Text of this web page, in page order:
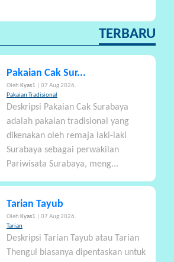
TERBARU
Pakaian Cak Sur...
Oleh Kyas1
| 07 Aug 2026.
Pakaian Tradisional
Deskripsi Pakaian Cak Surabaya
adalah pakaian tradisional yang
dikenakan oleh remaja laki-laki
Surabaya sebagai perwakilan
Pariwisata Surabaya, meng...
Tarian Tayub
Oleh Kyas1
| 07 Aug 2026.
Tarian
Deskripsi Tarian Tayub atau Tarian
Thengul biasanya dipentaskan untuk